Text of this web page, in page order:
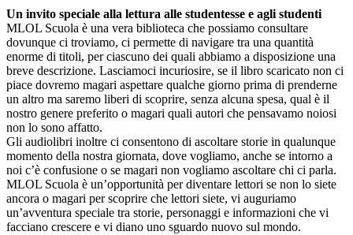
Un invito speciale alla lettura alle studentesse e agli studenti
MLOL Scuola è una vera biblioteca che possiamo consultare
dovunque ci troviamo, ci permette di navigare tra una quantità
enorme di titoli, per ciascuno dei quali abbiamo a disposizione una
breve descrizione. Lasciamoci incuriosire, se il libro scaricato non ci
piace dovremo magari aspettare qualche giorno prima di prenderne
un altro ma saremo liberi di scoprire, senza alcuna spesa, qual è il
nostro genere preferito o magari quali autori che pensavamo noiosi
non lo sono affatto.
Gli audiolibri inoltre ci consentono di ascoltare storie in qualunque
momento della nostra giornata, dove vogliamo, anche se intorno a
noi c’è confusione o se magari non vogliamo ascoltare chi ci parla.
MLOL Scuola è un’opportunità per diventare lettori se non lo siete
ancora o magari per scoprire che lettori siete, vi auguriamo
un’avventura speciale tra storie, personaggi e informazioni che vi
facciano crescere e vi diano uno sguardo nuovo sul mondo.